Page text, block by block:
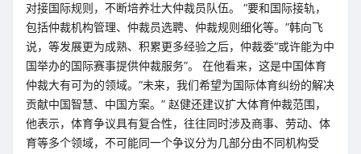
对接国际规则，不断培养壮大仲裁员队伍。 “要和国际接轨，
包括仲裁机构管理、仲裁员选聘、仲裁规则细化等。”韩向飞
说，等发展更为成熟、积累更多经验之后，仲裁委“或许能为中
国举办的国际赛事提供仲裁服务”。 在他看来，这是中国体育
仲裁大有可为的领域。“未来，我们希望为国际体育纠纷的解决
贡献中国智慧、中国方案。” 赵健还建议扩大体育仲裁范围，
他表示，体育争议具有复合性，往往同时涉及商事、劳动、体
育等多个领域，不可能同一个争议分为几部分由不同机构受